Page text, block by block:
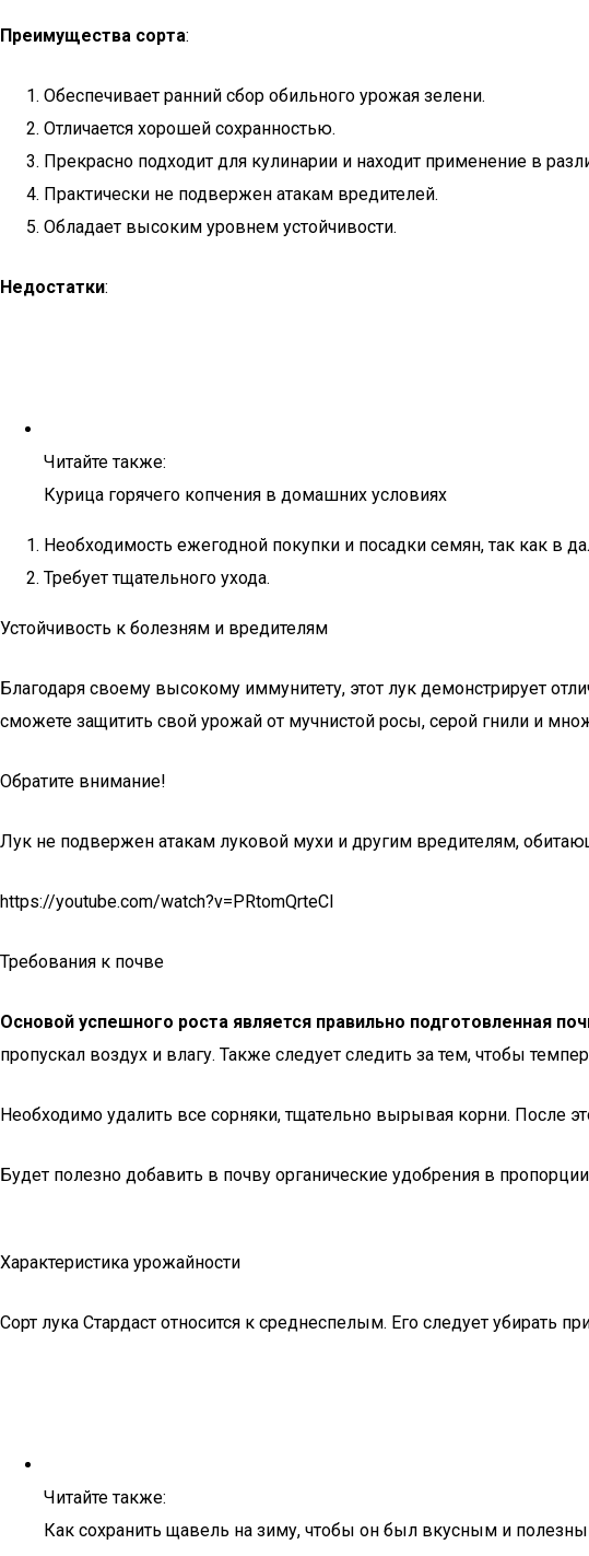
Преимущества сорта:
Обеспечивает ранний сбор обильного урожая зелени.
Отличается хорошей сохранностью.
Прекрасно подходит для кулинарии и находит применение в
Практически не подвержен атакам вредителей.
Обладает высоким уровнем устойчивости.
Недостатки:
Читайте также:
Курица горячего копчения в домашних условиях
Необходимость ежегодной покупки и посадки семян, так как в
Требует тщательного ухода.
Устойчивость к болезням и вредителям
Благодаря своему высокому иммунитету, этот лук демонстрирует
сможете защитить свой урожай от мучнистой росы, серой гнили и
Обратите внимание!
Лук не подвержен атакам луковой мухи и другим вредителям,
https://youtube.com/watch?v=PRtomQrteCI
Требования к почве
Основой успешного роста является правильно подготовленная
пропускал воздух и влагу. Также следует следить за тем, чтобы
Необходимо удалить все сорняки, тщательно вырывая корни. После
Будет полезно добавить в почву органические удобрения в
Характеристика урожайности
Сорт лука Стардаст относится к среднеспелым. Его следует убирать
Читайте также:
Как сохранить щавель на зиму, чтобы он был вкусным и